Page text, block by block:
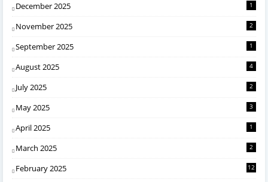
December 2025 1
November 2025 2
September 2025 1
August 2025 4
July 2025 2
May 2025 3
April 2025 1
March 2025 2
February 2025 12